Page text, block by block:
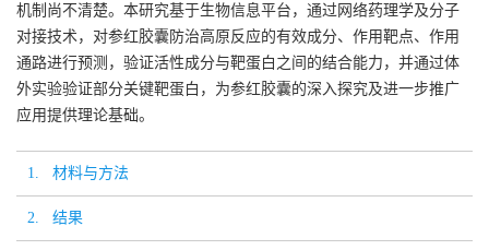
机制尚不清楚。本研究基于生物信息平台，通过网络药理学及分子
对接技术，对参红胶囊防治高原反应的有效成分、作用靶点、作用
通路进行预测，验证活性成分与靶蛋白之间的结合能力，并通过体
外实验验证部分关键靶蛋白，为参红胶囊的深入探究及进一步推广
应用提供理论基础。
1. 材料与方法
2. 结果